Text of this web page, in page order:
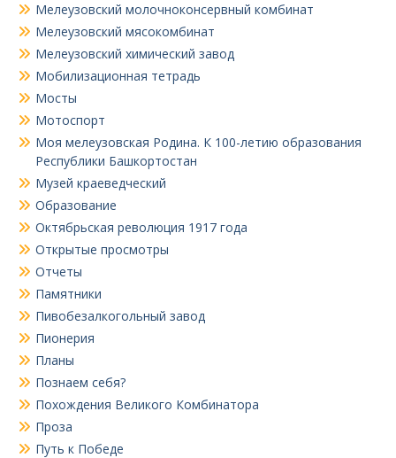
Мелеузовский молочноконсервный комбинат
Мелеузовский мясокомбинат
Мелеузовский химический завод
Мобилизационная тетрадь
Мосты
Мотоспорт
Моя мелеузовская Родина. К 100-летию образования
Республики Башкортостан
Музей краеведческий
Образование
Октябрьская революция 1917 года
Открытые просмотры
Отчеты
Памятники
Пивобезалкогольный завод
Пионерия
Планы
Познаем себя?
Похождения Великого Комбинатора
Проза
Путь к Победе